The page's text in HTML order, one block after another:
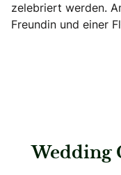
zelebriert werden.
Freundin und einer
Wedding